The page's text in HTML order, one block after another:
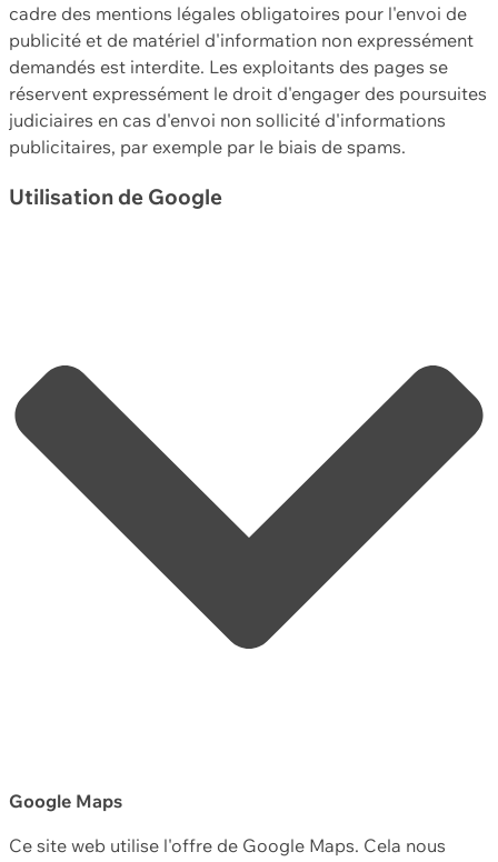
cadre des mentions légales obligatoires pour l'envoi de
publicité et de matériel d'information non expressément
demandés est interdite. Les exploitants des pages se
réservent expressément le droit d'engager des poursuites
judiciaires en cas d'envoi non sollicité d'informations
publicitaires, par exemple par le biais de spams.
Utilisation de Google
Google Maps
Ce site web utilise l'offre de Google Maps. Cela nous